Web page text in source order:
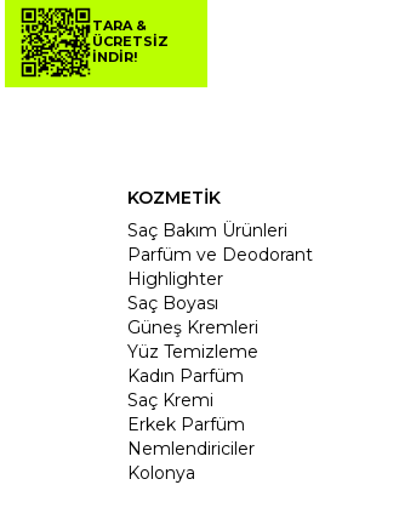
TARA &
ÜCRETSİZ
İNDİR!
KOZMETİK
Saç Bakım Ürünleri
Parfüm ve Deodorant
Highlighter
Saç Boyası
Güneş Kremleri
Yüz Temizleme
Kadın Parfüm
Saç Kremi
Erkek Parfüm
Nemlendiriciler
Kolonya